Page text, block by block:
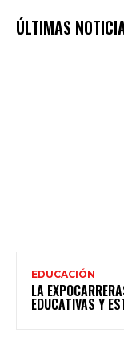
ÚLTIMAS
EDUCACIÓN
LA
EDUCATIVAS Y